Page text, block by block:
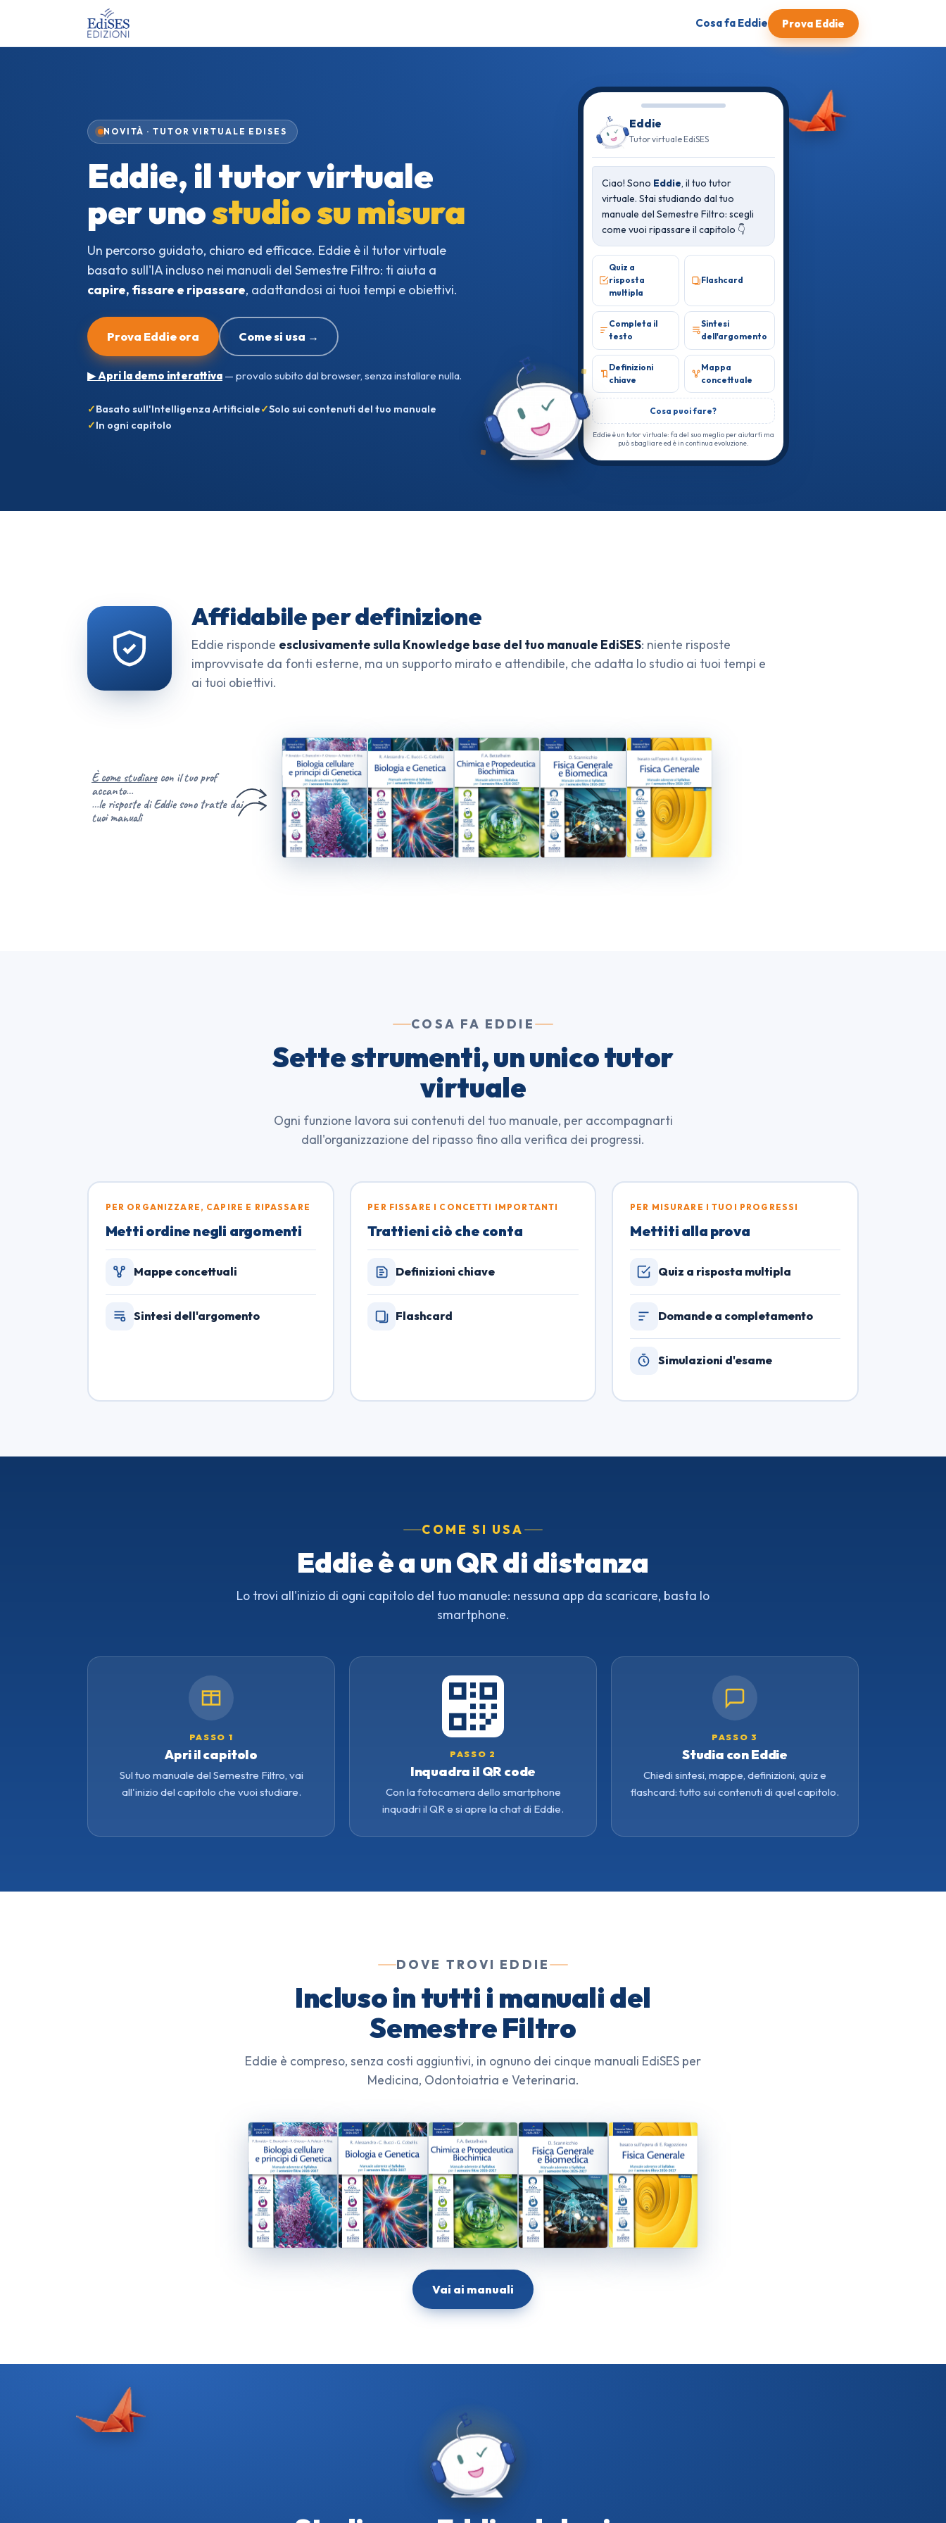
Cosa fa Eddie Prova Eddie
NOVITÀ · TUTOR VIRTUALE EDISES
Eddie, il tutor virtuale
per unostudio su misura
Un percorso guidato, chiaro ed efficace. Eddie è il tutor virtuale
basato sull'IA incluso nei manuali del Semestre Filtro: ti aiuta a
capire, fissare e ripassare, adattandosi ai tuoi tempi e obiettivi.
Prova Eddie ora Come si usa →
▶ Apri la demo interattiva — provalo subito dal browser, senza installare nulla.
Basato sull'Intelligenza Artificiale
Solo sui contenuti del tuo manuale
In ogni capitolo
Eddie
Tutor virtuale EdiSES
Ciao! Sono Eddie, il tuo tutor
virtuale. Stai studiando dal tuo
manuale del Semestre Filtro: scegli
come vuoi ripassare il capitolo 👇
Quiz a
risposta
multipla
Flashcard
Completa il
testo
Sintesi
dell'argomento
Definizioni
chiave
Mappa
concettuale
Cosa puoi fare?
Eddie è un tutor virtuale: fa del suo meglio per aiutarti ma
può sbagliare ed è in continua evoluzione.
Affidabile per definizione
Eddie risponde esclusivamente sulla Knowledge base del tuo manuale EdiSES: niente risposte
improvvisate da fonti esterne, ma un supporto mirato e attendibile, che adatta lo studio ai tuoi tempi e
ai tuoi obiettivi.
È come studiarecon il tuo prof
accanto…
…le risposte di Eddie sono tratte dai
tuoi manuali
COSA FA EDDIE
Sette strumenti, un unico tutor
virtuale
Ogni funzione lavora sui contenuti del tuo manuale, per accompagnarti
dall'organizzazione del ripasso fino alla verifica dei progressi.
PER ORGANIZZARE, CAPIRE E RIPASSARE
Metti ordine negli argomenti
Mappe concettuali
Sintesi dell'argomento
PER FISSARE I CONCETTI IMPORTANTI
Trattieni ciò che conta
Definizioni chiave
Flashcard
PER MISURARE I TUOI PROGRESSI
Mettiti alla prova
Quiz a risposta multipla
Domande a completamento
Simulazioni d'esame
COME SI USA
Eddie è a un QR di distanza
Lo trovi all'inizio di ogni capitolo del tuo manuale: nessuna app da scaricare, basta lo
smartphone.
PASSO 1
Apri il capitolo
Sul tuo manuale del Semestre Filtro, vai
all'inizio del capitolo che vuoi studiare.
PASSO 2
Inquadra il QR code
Con la fotocamera dello smartphone
inquadri il QR e si apre la chat di Eddie.
PASSO 3
Studia con Eddie
Chiedi sintesi, mappe, definizioni, quiz e
flashcard: tutto sui contenuti di quel capitolo.
DOVE TROVI EDDIE
Incluso in tutti i manuali del
Semestre Filtro
Eddie è compreso, senza costi aggiuntivi, in ognuno dei cinque manuali EdiSES per
Medicina, Odontoiatria e Veterinaria.
Vai ai manuali